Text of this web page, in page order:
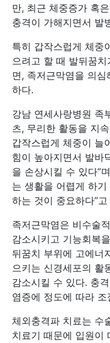
만, 최근 체중증가 혹
충격이 가해지면서 발
특히 갑작스럽게 체중
으려고 할 때 발뒤꿈
면, 족저근막염을 의
하다.
강남 연세사랑병원 족
츠, 무리한 활동을 지
갑작스럽게 체중이 늘
힘이 높아지면서 발바
을 손상시킬 수 있다”
는 생활을 어렵게 하
하는 것이 중요하다”
족저근막염은 비수술
감소시키고 기능회복
뒤꿈치 부위에 고에너
으키는 신경세포의 활
감소시킬 수 있다. 충
염증에 정도에 따라 조
체외충격파 치료는 수
치료기 때문에 입원이